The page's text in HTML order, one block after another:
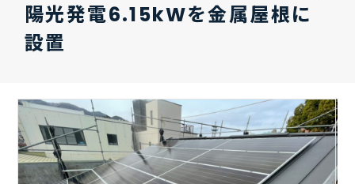
陽光発電6.15kWを金属屋根に
設置